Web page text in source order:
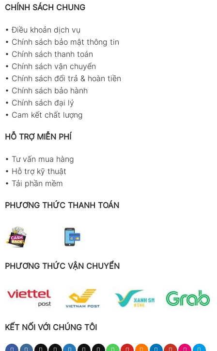
CHÍNH SÁCH CHUNG
•Điều khoản dịch vụ
• Chính sách bảo mật thông tin
• Chính sách thanh toán
• Chính sách vận chuyển
• Chính sách đổi trả & hoàn tiền
• Chính sách bảo hành
• Chính sách đại lý
• Cam kết chất lượng
HỖ TRỢ MIỄN PHÍ
• Tư vấn mua hàng
• Hỗ trợ kỹ thuật
• Tải phần mềm
PHƯƠNG THỨC THANH TOÁN
PHƯƠNG THỨC VẬN CHUYỂN
KẾT NỐI VỚI CHÚNG TÔI